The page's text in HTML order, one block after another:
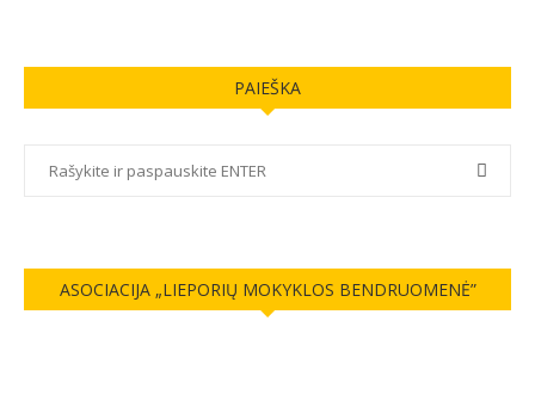
PAIEŠKA
ASOCIACIJA „LIEPORIŲ MOKYKLOS BENDRUOMENĖ”